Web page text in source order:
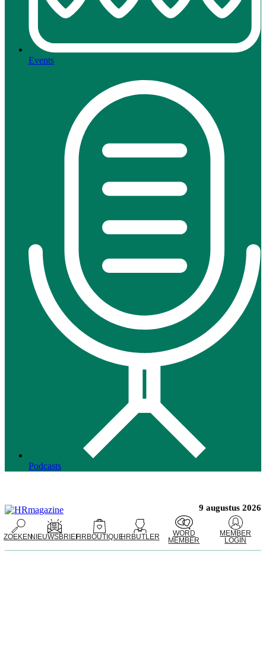
Events
Podcasts
9 augustus 2026
ZOEKENNIEUWSBRIEFHRBOUTIQUEHRBUTLER
WORD
MEMBER
MEMBER
LOGIN